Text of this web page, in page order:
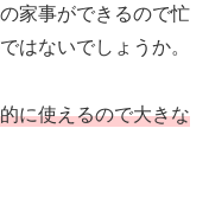
家事ができるので忙
はないでしょうか。
に使えるので大きな